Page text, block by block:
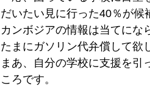
だいたい見に行った40％が候
カンボジアの情報は当てにな
たまにガソリン代弁償して欲
まあ、自分の学校に支援を引
ころです。